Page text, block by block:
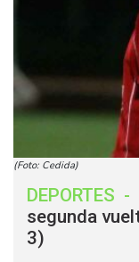
(Foto: Cedida)
DEPORTES -
segunda
3)